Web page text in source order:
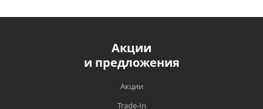
Акции
и предложения
Акции
Trade-In